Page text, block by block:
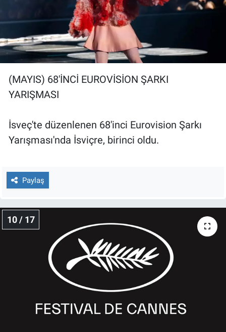
(MAYIS) 68'İNCİ EUROVİSİON ŞARKI
YARIŞMASI
İsveç'te düzenlenen 68'inci Eurovision Şarkı
Yarışması'nda İsviçre, birinci oldu.
Paylaş
10 / 17